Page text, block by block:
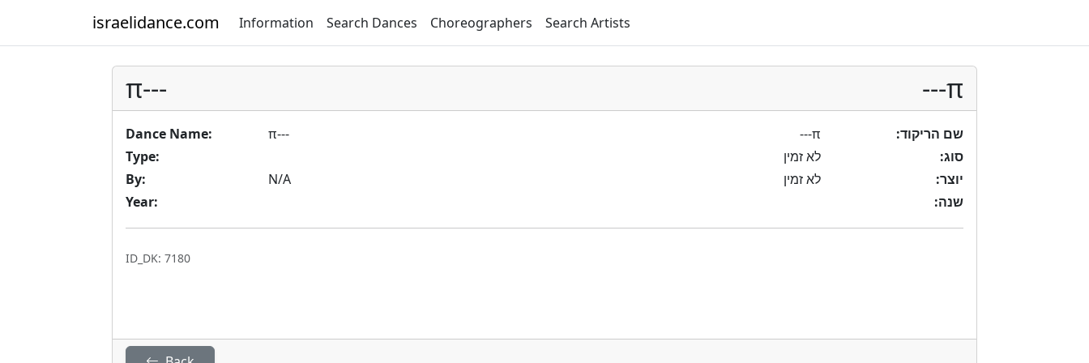
israelidance.com Information Search Dances Choreographers Search Artists
π--- π---
Dance Name:
π---
Type:
By:
N/A
Year:
שם הריקוד:
π---
סוג:
לא זמין
יוצר:
לא זמין
שנה:
ID_DK: 7180